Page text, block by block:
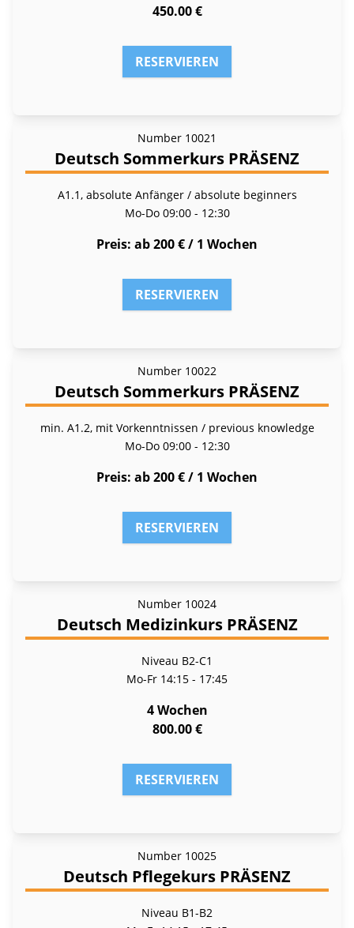
450.00 €
RESERVIEREN
Number 10021
Deutsch Sommerkurs PRÄSENZ
A1.1, absolute Anfänger / absolute beginners
Mo-Do 09:00 - 12:30
Preis ab 200 € / 1 Wochen
RESERVIEREN
Number 10022
Deutsch Sommerkurs PRÄSENZ
min. A1.2, mit Vorkenntnissen / previous knowledge
Mo-Do 09:00 - 12:30
Preis ab 200 € / 1 Wochen
RESERVIEREN
Number 10024
Deutsch Medizinkurs PRÄSENZ
Niveau B2-C1
Mo-Fr 14:15 - 17:45
4 Wochen
800.00 €
RESERVIEREN
Number 10025
Deutsch Pflegekurs PRÄSENZ
Niveau B1-B2